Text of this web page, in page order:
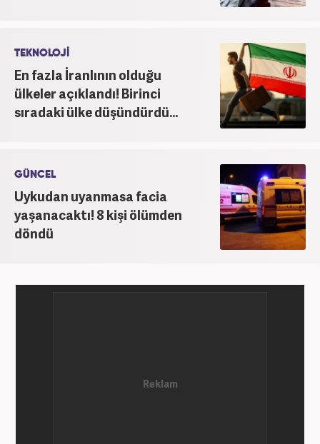
TEKNOLOJİ
En fazla İranlının olduğu
ülkeler açıklandı! Birinci
sıradaki ülke düşündürdü...
GÜNCEL
Uykudan uyanmasa facia
yaşanacaktı! 8 kişi ölümden
döndü